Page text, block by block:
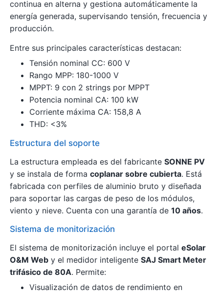
continua en alterna y gestiona automáticamente la
energía generada, supervisando tensión, frecuencia y
producción.
Entre sus principales características destacan:
Tensión nominal CC: 600 V
Rango MPP: 180-1000 V
MPPT: 9 con 2 strings por MPPT
Potencia nominal CA: 100 kW
Corriente máxima CA: 158,8 A
THD: <3%
Estructura del soporte
La estructura empleada es del fabricante SONNE PV
y se instala de forma coplanar sobre cubierta. Está
fabricada con perfiles de aluminio bruto y diseñada
para soportar las cargas de peso de los módulos,
viento y nieve. Cuenta con una garantía de 10 años.
Sistema de monitorización
El sistema de monitorización incluye el portal eSolar
O&M Web y el medidor inteligente SAJ Smart Meter
trifásico de 80A. Permite:
Visualización de datos de rendimiento en